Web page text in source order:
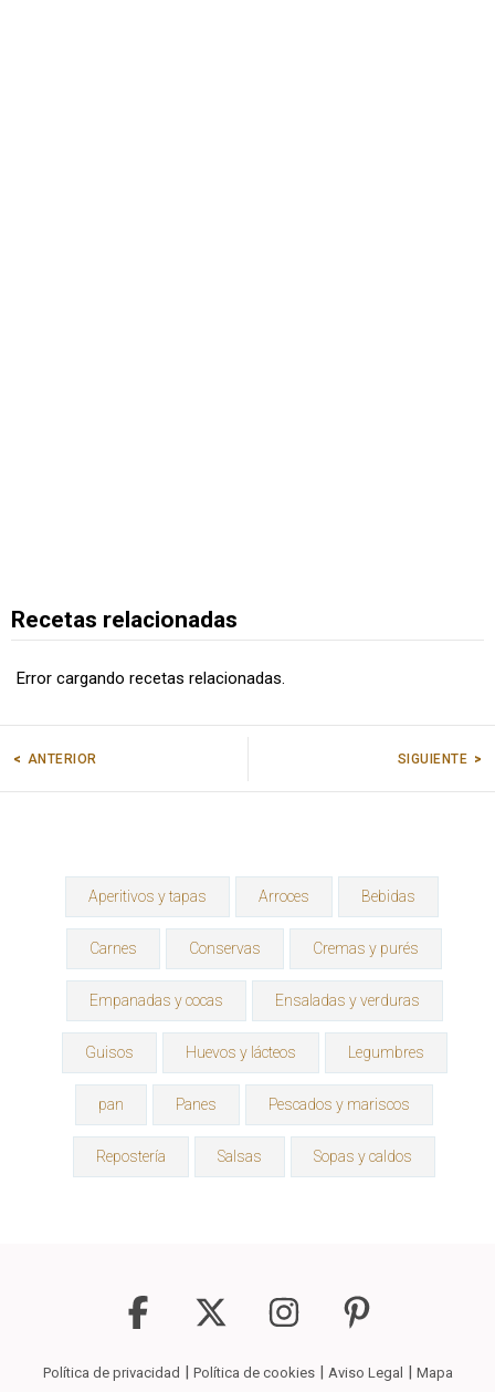
Recetas relacionadas
Error cargando recetas relacionadas.
ANTERIOR SIGUIENTE
Aperitivos y tapas Arroces Bebidas
Carnes Conservas Cremas y purés
Empanadas y cocas Ensaladas y verduras
Guisos Huevos y lácteos Legumbres
pan Panes Pescados y mariscos
Repostería Salsas Sopas y caldos
Política de privacidad | Política de cookies| Aviso Legal | Mapa